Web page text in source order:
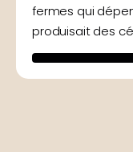
fermes qui
produisait des